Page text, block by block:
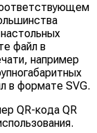
файл в
например
в формате SVG.
QR-кода QR